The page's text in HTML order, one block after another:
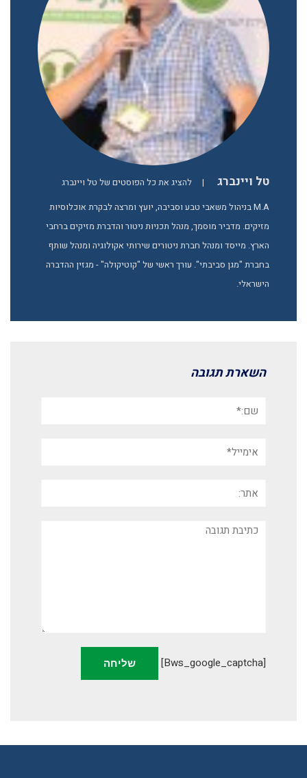
טל ויינברג |
להציג את כל הפוסטים של טל ויינברג
M.A בניהול משאבי טבע וסביבה, יועץ ומרצה לבקרת אוכלוסיות
מזיקים. מדביר מוסמך, מנהל תכניות ניטור והדברת מזיקים ברחבי
הארץ. מייסד ומנהל חברת ניטורים שירותי אקולוגיה ומנהל שותף
בחברת "מגן סביבתי". עורך ראשי של "קוטיקולה" - מגזין ההדברה
הישראלי.
השארת תגובה
תגובה
[bws_google_captcha]